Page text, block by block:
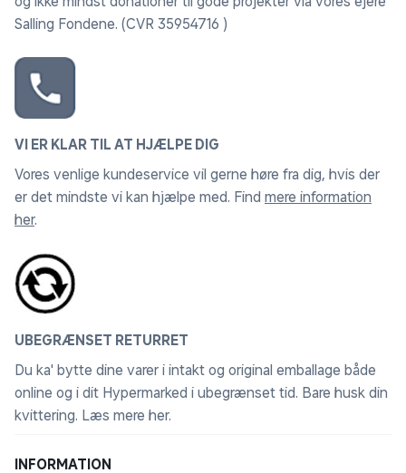
Salling Fondene. (CVR 35954716 )
VI ER KLAR TIL AT HJÆLPE DIG
Vores venlige kundeservice vil gerne høre fra dig, hvis der
er det mindste vi kan hjælpe med. Find mere information
her.
UBEGRÆNSET RETURRET
Du ka' bytte dine varer i intakt og original emballage både
online og i dit Hypermarked i ubegrænset tid. Bare husk din
kvittering. Læs mere her.
INFORMATION